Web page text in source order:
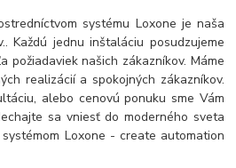
systému Loxone je naša
Každú jednu inštaláciu posudzujeme
požiadaviek našich zákazníkov. Máme
realizácií a spokojných zákazníkov.
alebo cenovú ponuku sme Vám
sa vniesť do moderného sveta
Loxone - create automation